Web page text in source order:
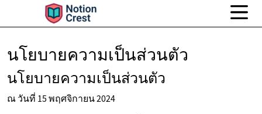
นโยบายความเป็นส่วนตัว
นโยบายความเป็นส่วนตัว
ณ วันที่ 15 พฤศจิกายน 2024